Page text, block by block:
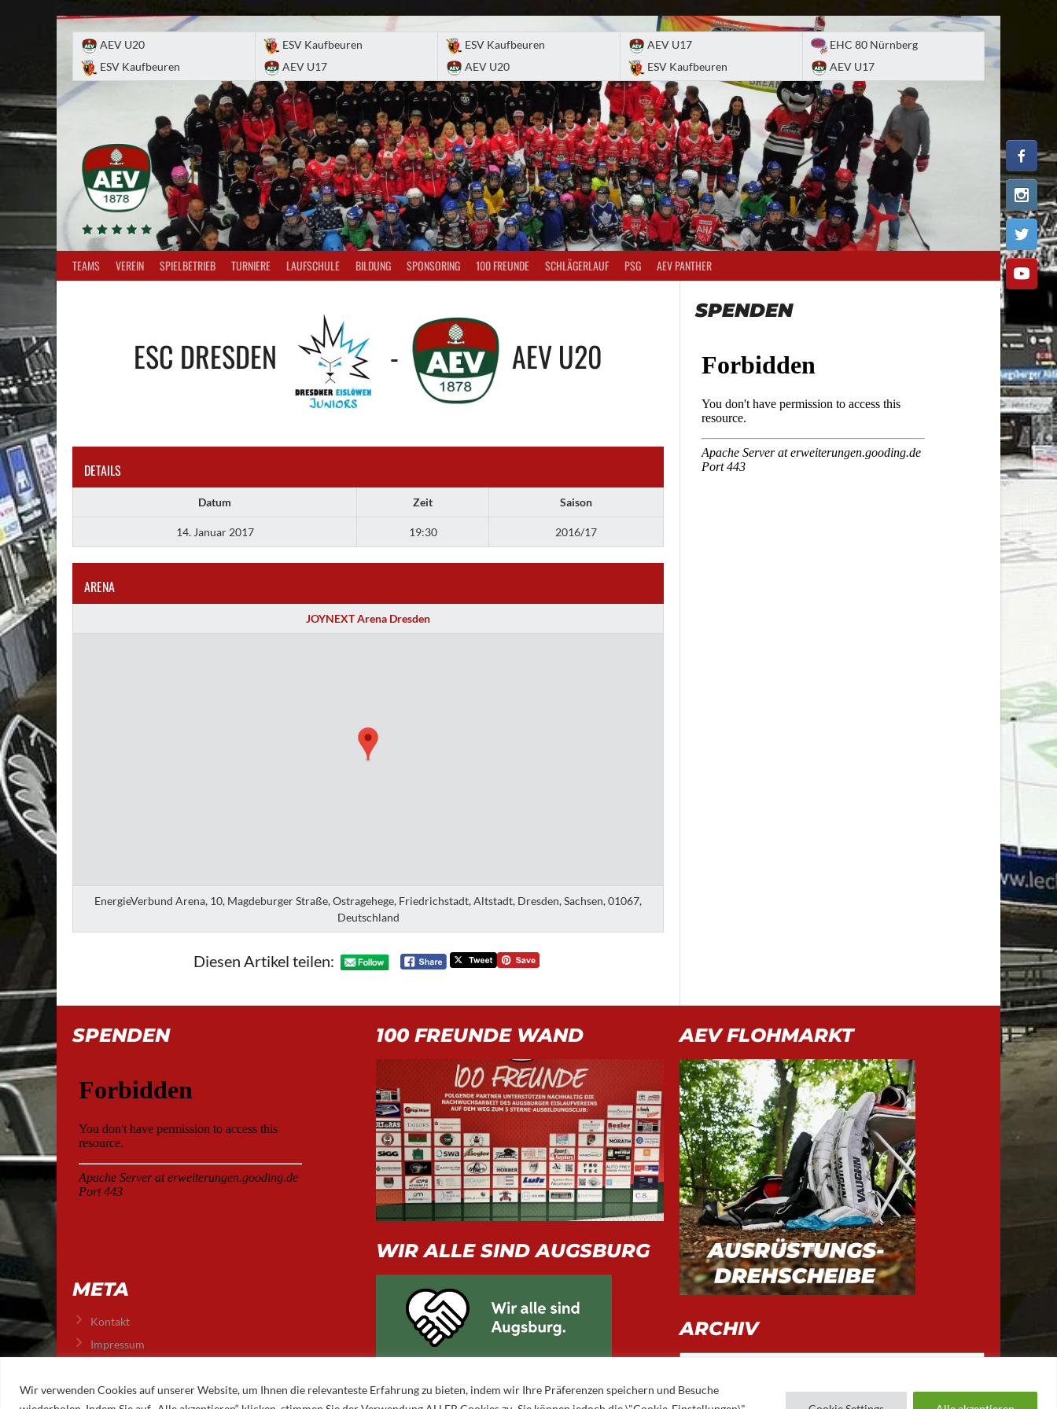
Wir verwenden Cookies auf unserer Website, um Ihnen die relevanteste Erfahrung zu bieten, indem wir Ihre Präferenzen speichern und Besuche
AEV U20
ESV Kaufbeuren
ESV Kaufbeuren
AEV U17
ESV Kaufbeuren
AEV U20
AEV U17
ESV Kaufbeuren
EHC 80 Nürnberg
AEV U17
TEAMS VEREIN SPIELBETRIEB TURNIERE LAUFSCHULE BILDUNG SPONSORING 100 FREUNDE SCHLÄGERLAUF PSG AEV PANTHER
ESC DRESDEN - AEV U20
DETAILS
Datum Zeit Saison
14. Januar 2017 19:30 2016/17
ARENA
JOYNEXT Arena Dresden
EnergieVerbund Arena, 10, Magdeburger Straße, Ostragehege, Friedrichstadt, Altstadt, Dresden, Sachsen, 01067,
Deutschland
Diesen Artikel teilen:
SPENDEN
SPENDEN
META
Kontakt
Impressum
100 FREUNDE WAND
WIR ALLE SIND AUGSBURG
AEV FLOHMARKT
ARCHIV
Archiv